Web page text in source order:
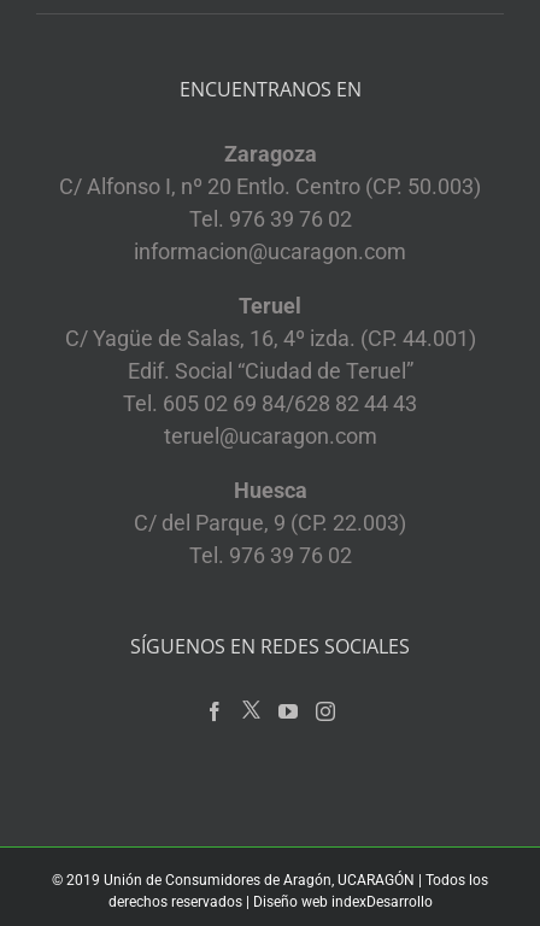
ENCUENTRANOS EN
Zaragoza
C/ Alfonso I, nº 20 Entlo. Centro (CP. 50.003)
Tel. 976 39 76 02
informacion@ucaragon.com
Teruel
C/ Yagüe de Salas, 16, 4º izda. (CP. 44.001)
Edif. Social “Ciudad de Teruel”
Tel. 605 02 69 84/628 82 44 43
teruel@ucaragon.com
Huesca
C/ del Parque, 9 (CP. 22.003)
Tel. 976 39 76 02
SÍGUENOS EN REDES SOCIALES
© 2019 Unión de Consumidores de Aragón, UCARAGÓN | Todos los
derechos reservados | Diseño web indexDesarrollo